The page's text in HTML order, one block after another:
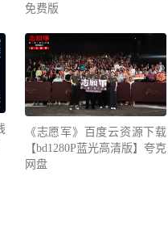
免费版
《志愿军》百度云资源下载
【bd1280P蓝光高清版】夸克
网盘